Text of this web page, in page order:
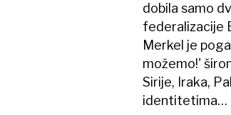
dobila samo
federalizacije
Merkel je
možemo!'
Sirije, Iraka,
identitetima…